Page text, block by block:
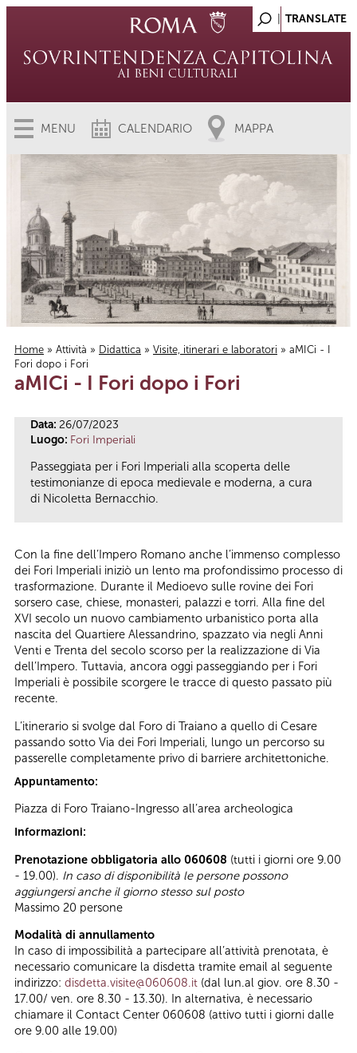
MENU CALENDARIO MAPPA
Tu sei qui
Home » Attività » Didattica » Visite, itinerari e laboratori » aMICi - I
Fori dopo i Fori
aMICi - I Fori dopo i Fori
Data: 26/07/2023
Luogo: Fori Imperiali
Passeggiata per i Fori Imperiali alla scoperta delle
testimonianze di epoca medievale e moderna, a cura
di Nicoletta Bernacchio.
Con la fine dell’Impero Romano anche l’immenso complesso
dei Fori Imperiali iniziò un lento ma profondissimo processo di
trasformazione. Durante il Medioevo sulle rovine dei Fori
sorsero case, chiese, monasteri, palazzi e torri. Alla fine del
XVI secolo un nuovo cambiamento urbanistico porta alla
nascita del Quartiere Alessandrino, spazzato via negli Anni
Venti e Trenta del secolo scorso per la realizzazione di Via
dell’Impero. Tuttavia, ancora oggi passeggiando per i Fori
Imperiali è possibile scorgere le tracce di questo passato più
recente.
L’itinerario si svolge dal Foro di Traiano a quello di Cesare
passando sotto Via dei Fori Imperiali, lungo un percorso su
passerelle completamente privo di barriere architettoniche.
Appuntamento:
Piazza di Foro Traiano-Ingresso all’area archeologica
Informazioni:
Prenotazione obbligatoria allo 060608 (tutti i giorni ore 9.00
- 19.00). In caso di disponibilità le persone possono
aggiungersi anche il giorno stesso sul posto
Massimo 20 persone
Modalità di annullamento
In caso di impossibilità a partecipare all’attività prenotata, è
necessario comunicare la disdetta tramite email al seguente
indirizzo: disdetta.visite@060608.it (dal lun.al giov. ore 8.30 -
17.00/ ven. ore 8.30 - 13.30). In alternativa, è necessario
chiamare il Contact Center 060608 (attivo tutti i giorni dalle
ore 9.00 alle 19.00)